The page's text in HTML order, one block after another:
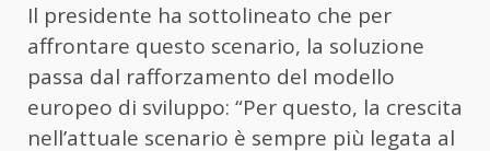
Il presidente ha sottolineato che per
affrontare questo scenario, la soluzione
passa dal rafforzamento del modello
europeo di sviluppo: “Per questo, la crescita
nell’attuale scenario è sempre più legata al